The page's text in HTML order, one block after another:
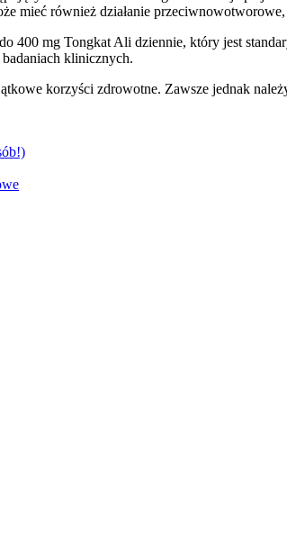
mieć również działanie
400 mg Tongkat Ali dziennie, który jest
klinicznych.
korzyści zdrowotne. Zawsze jednak